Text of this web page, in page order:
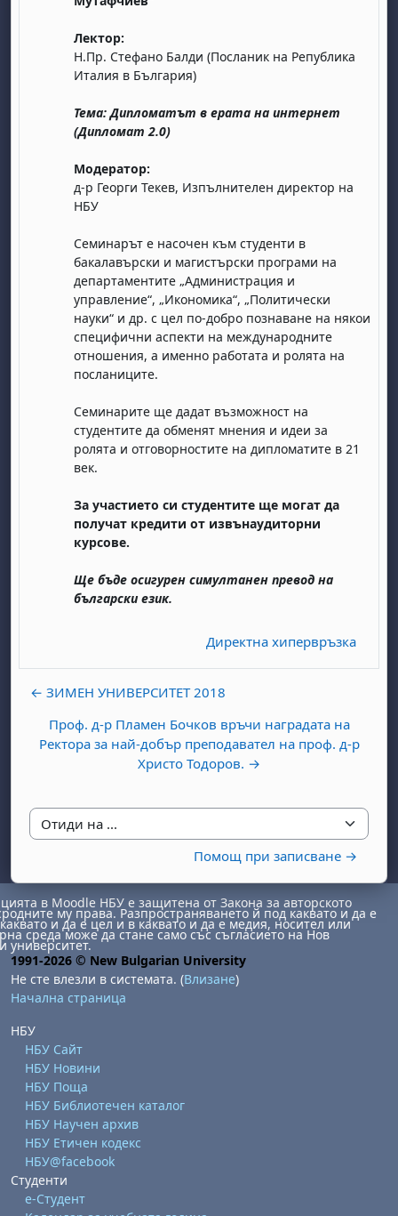
Лектор:
Н.Пр. Стефано Балди (Посланик на Република
Италия в България)
Тема: Дипломатът в ерата на интернет
(Дипломат 2.0)
Модератор:
д-р Георги Текев, Изпълнителен директор на
НБУ
Семинарът е насочен към студенти в
бакалавърски и магистърски програми на
департаментите „Администрация и
управление“, „Икономика“, „Политически
науки“ и др. с цел по-добро познаване на някои
специфични аспекти на международните
отношения, а именно работата и ролята на
посланиците.
Семинарите ще дадат възможност на
студентите да обменят мнения и идеи за
ролята и отговорностите на дипломатите в 21
век.
За участието си студентите ще могат да
получат кредити от извънаудиторни
курсове.
Ще бъде осигурен симултанен превод на
български език.
Директна хипервръзка
← ЗИМЕН УНИВЕРСИТЕТ 2018
Проф. д-р Пламен Бочков връчи наградата на
Ректора за най-добър преподавател на проф. д-р
Христо Тодоров. →
Отиди на ...
Помощ при записване →
1 август
неделя, 2 август
8 август
неделя, 9 август
15 август
неделя, 16 август
22 август
неделя, 23 август
29 август
неделя, 30 август
в Moodle НБУ е защитена от Закона за авторското
му права. Разпространяването й под каквато и да е
и да е цел и в каквато и да е медия, носител или
среда може да стане само със съгласието на Нов
университет.
1991-2026 © New Bulgarian University
Не сте влезли в системата. (Влизане)
Начална страница
НБУ
НБУ Сайт
НБУ Новини
НБУ Поща
НБУ Библиотечен каталог
НБУ Научен архив
НБУ Етичен кодекс
НБУ@facebook
Студенти
е-Студент